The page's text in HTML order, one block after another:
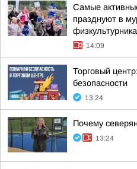
Самые
празднуют в
физкультурника
14:09
Торговый
безопасности
13:24
Почему
13:24